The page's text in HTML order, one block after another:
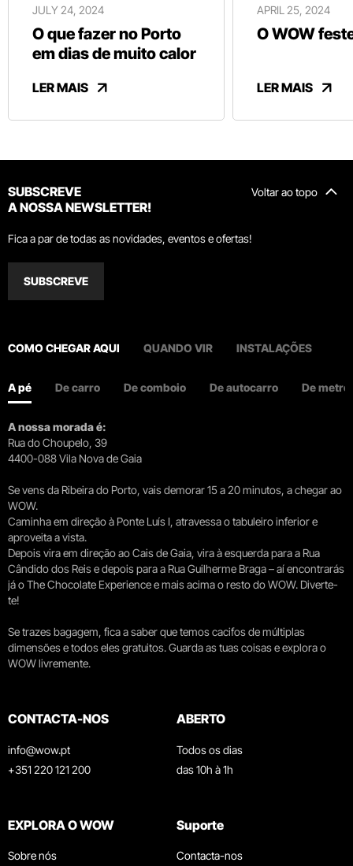
JULY 24, 2024
O que fazer no Porto
em dias de muito calor
LER MAIS
APRIL 25, 2024
O WOW
LER MAIS
Voltar ao topo
SUBSCREVE
A NOSSA NEWSLETTER!
Fica a par de todas as novidades, eventos e ofertas!
SUBSCREVE
COMO CHEGAR AQUI QUANDO VIR INSTALAÇÕES
A pé De carro De comboio De autocarro De metro
A nossa morada é:
Rua do Choupelo, 39
4400-088 Vila Nova de Gaia
Se vens da Ribeira do Porto, vais demorar 15 a 20 minutos, a chegar ao
WOW.
Caminha em direção à Ponte Luís I, atravessa o tabuleiro inferior e
aproveita a vista.
Depois vira em direção ao Cais de Gaia, vira à esquerda para a Rua
Cândido dos Reis e depois para a Rua Guilherme Braga – aí encontrarás
já o The Chocolate Experience e mais acima o resto do WOW. Diverte-
te!
Se trazes bagagem, fica a saber que temos cacifos de múltiplas
dimensões e todos eles gratuitos. Guarda as tuas coisas e explora o
WOW livremente.
CONTACTA-NOS
info@wow.pt
+351 220 121 200
ABERTO
Todos os dias
das 10h à 1h
EXPLORA O WOW
Sobre nós
Suporte
Contacta-nos